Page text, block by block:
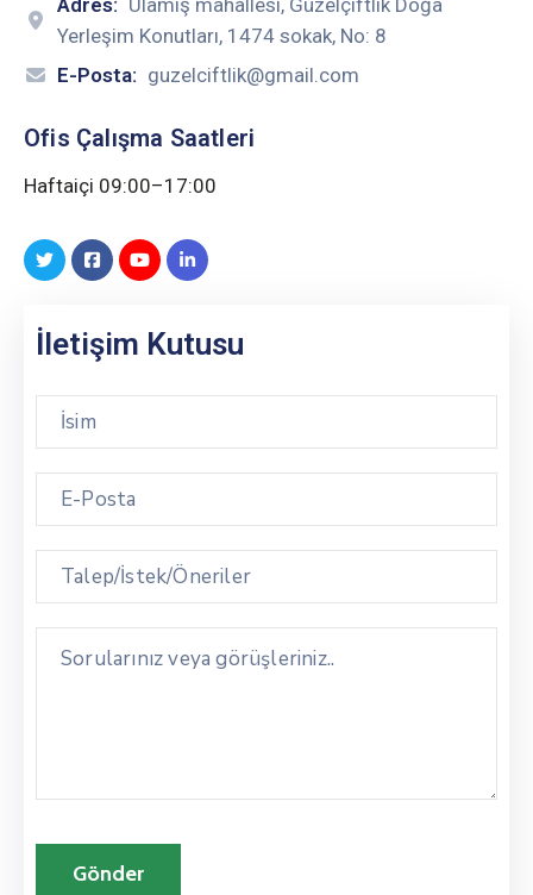
Adres: Ulamış mahallesi, Güzelçiftlik Doğa
Yerleşim Konutları, 1474 sokak, No: 8
E-Posta: guzelciftlik@gmail.com
Ofis Çalışma Saatleri
Haftaiçi 09:00–17:00
İletişim Kutusu